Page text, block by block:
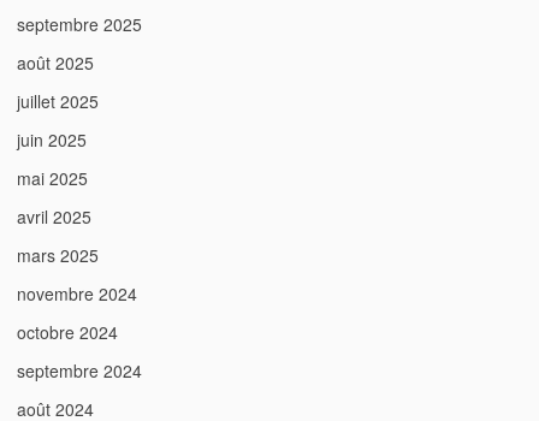
septembre 2025
août 2025
juillet 2025
juin 2025
mai 2025
avril 2025
mars 2025
novembre 2024
octobre 2024
septembre 2024
août 2024